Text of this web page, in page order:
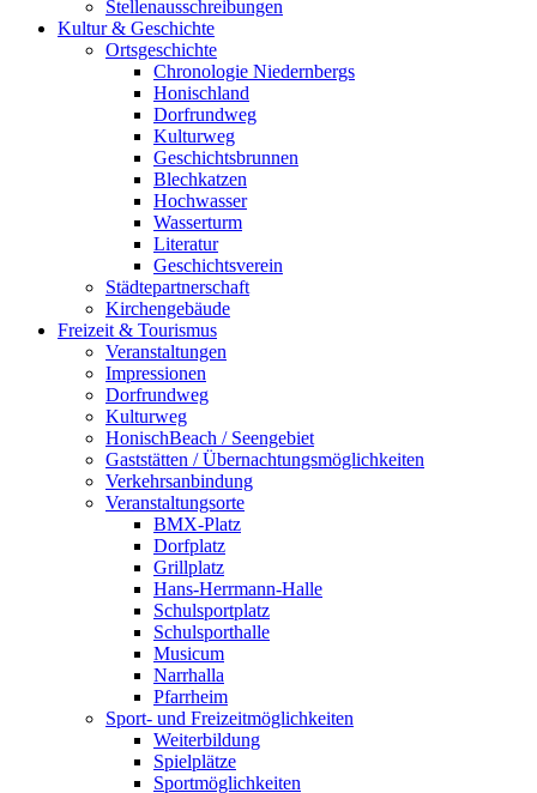
Stellenausschreibungen
Kultur & Geschichte
Ortsgeschichte
Chronologie Niedernbergs
Honischland
Dorfrundweg
Kulturweg
Geschichtsbrunnen
Blechkatzen
Hochwasser
Wasserturm
Literatur
Geschichtsverein
Städtepartnerschaft
Kirchengebäude
Freizeit & Tourismus
Veranstaltungen
Impressionen
Dorfrundweg
Kulturweg
HonischBeach / Seengebiet
Gaststätten / Übernachtungsmöglichkeiten
Verkehrsanbindung
Veranstaltungsorte
BMX-Platz
Dorfplatz
Grillplatz
Hans-Herrmann-Halle
Schulsportplatz
Schulsporthalle
Musicum
Narrhalla
Pfarrheim
Sport- und Freizeitmöglichkeiten
Weiterbildung
Spielplätze
Sportmöglichkeiten